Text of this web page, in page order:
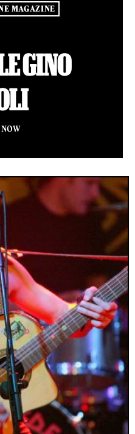
MAGAZINE
GINO